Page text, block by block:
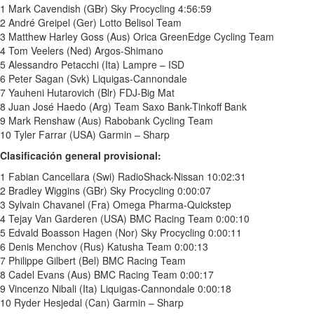
1 Mark Cavendish (GBr) Sky Procycling 4:56:59
2 André Greipel (Ger) Lotto Belisol Team
3 Matthew Harley Goss (Aus) Orica GreenEdge Cycling Team
4 Tom Veelers (Ned) Argos-Shimano
5 Alessandro Petacchi (Ita) Lampre – ISD
6 Peter Sagan (Svk) Liquigas-Cannondale
7 Yauheni Hutarovich (Blr) FDJ-Big Mat
8 Juan José Haedo (Arg) Team Saxo Bank-Tinkoff Bank
9 Mark Renshaw (Aus) Rabobank Cycling Team
10 Tyler Farrar (USA) Garmin – Sharp
Clasificación general provisional:
1 Fabian Cancellara (Swi) RadioShack-Nissan 10:02:31
2 Bradley Wiggins (GBr) Sky Procycling 0:00:07
3 Sylvain Chavanel (Fra) Omega Pharma-Quickstep
4 Tejay Van Garderen (USA) BMC Racing Team 0:00:10
5 Edvald Boasson Hagen (Nor) Sky Procycling 0:00:11
6 Denis Menchov (Rus) Katusha Team 0:00:13
7 Philippe Gilbert (Bel) BMC Racing Team
8 Cadel Evans (Aus) BMC Racing Team 0:00:17
9 Vincenzo Nibali (Ita) Liquigas-Cannondale 0:00:18
10 Ryder Hesjedal (Can) Garmin – Sharp